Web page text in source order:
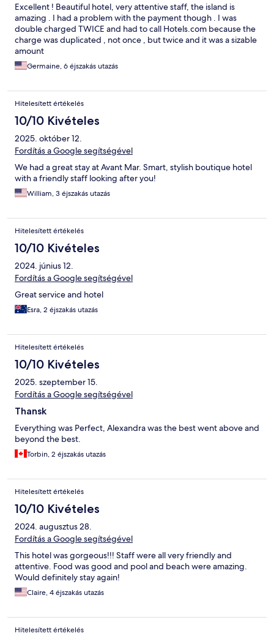
Excellent ! Beautiful hotel, very attentive staff, the island is
amazing . I had a problem with the payment though . I was
double charged TWICE and had to call Hotels.com because the
charge was duplicated , not once , but twice and it was a sizable
amount
Germaine, 6 éjszakás utazás
Hitelesített értékelés
10/10 Kivételes
2025. október 12.
Fordítás a Google segítségével
We had a great stay at Avant Mar. Smart, stylish boutique hotel
with a friendly staff looking after you!
William, 3 éjszakás utazás
Hitelesített értékelés
10/10 Kivételes
2024. június 12.
Fordítás a Google segítségével
Great service and hotel
Esra, 2 éjszakás utazás
Hitelesített értékelés
10/10 Kivételes
2025. szeptember 15.
Fordítás a Google segítségével
Thansk
Everything was Perfect, Alexandra was the best went above and
beyond the best.
Torbin, 2 éjszakás utazás
Hitelesített értékelés
10/10 Kivételes
2024. augusztus 28.
Fordítás a Google segítségével
This hotel was gorgeous!!! Staff were all very friendly and
attentive. Food was good and pool and beach were amazing.
Would definitely stay again!
Claire, 4 éjszakás utazás
Hitelesített értékelés